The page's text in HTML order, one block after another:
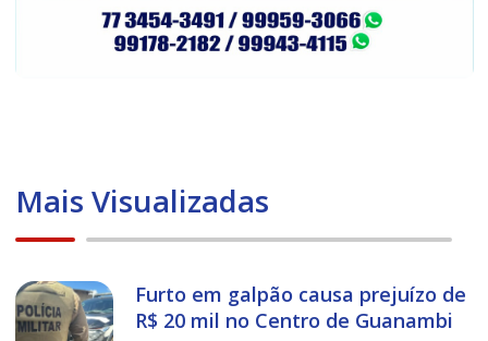
Mais Visualizadas
Furto em galpão causa prejuízo de
R$ 20 mil no Centro de Guanambi